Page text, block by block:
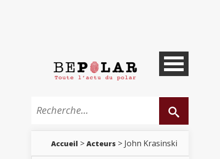
Accueil > Acteurs > John Krasinski